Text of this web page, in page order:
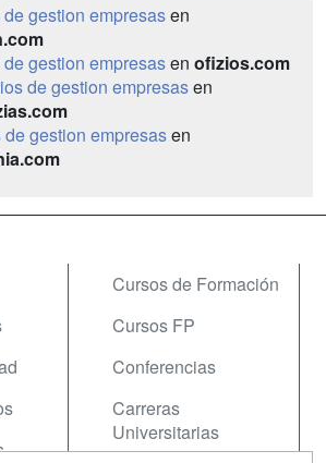
gestion empresasen
gestion empresasen ofizios.com
de gestion empresasen
de gestion empresasen
Cursos de Formación
Cursos FP
Conferencias
Carreras
Universitarias